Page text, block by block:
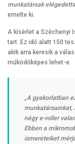
munkatársak
emelte ki.
A kísérlet a Széchenyi
tart. Ez idő alatt 150
akik arra keresik a
működőképes lehet-e.
„A gyakorlatban
munkatársainkat,
négy e-roller
Ebben a
ismereteiket